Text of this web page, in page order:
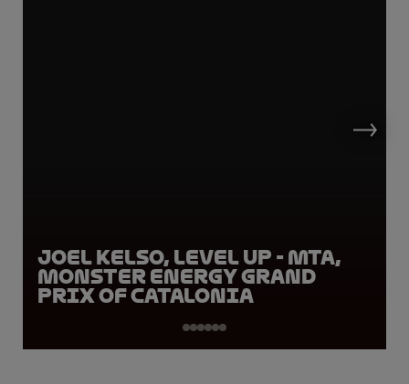
Joel Kelso, LEVEL UP - MTA,
Monster Energy Grand
Prix of Catalonia